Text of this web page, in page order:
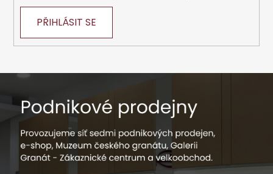
PŘIHLÁSIT SE